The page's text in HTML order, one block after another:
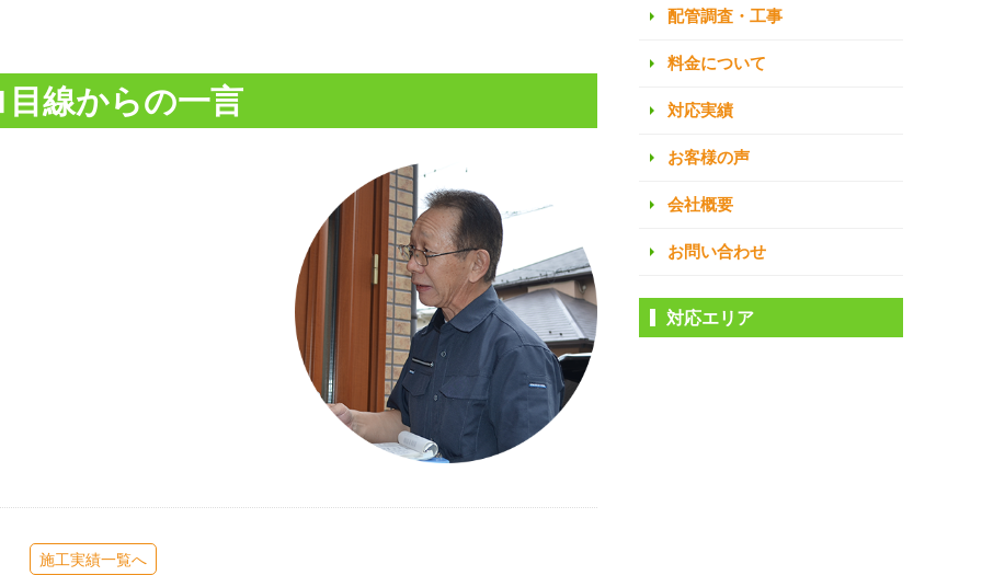
目線からの一言
施工実績一覧へ
配管調査・工事
料金について
対応実績
お客様の声
会社概要
お問い合わせ
対応エリア